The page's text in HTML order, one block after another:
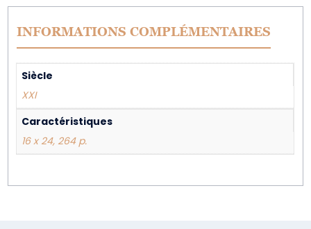
INFORMATIONS COMPLÉMENTAIRES
Siècle
XXI
Caractéristiques
16 x 24, 264 p.